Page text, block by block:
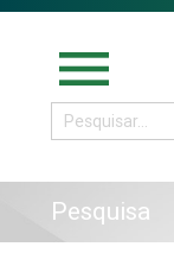
menu
Pesquisa